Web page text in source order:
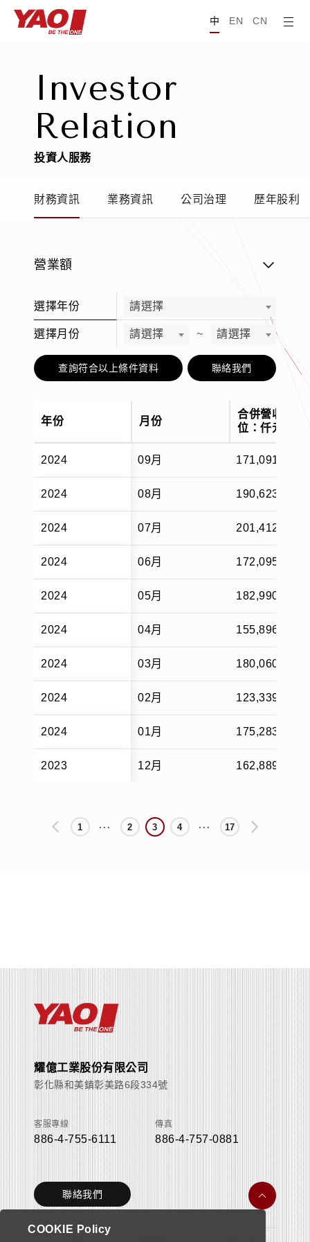
COOKIE Policy
中 EN CN
I nvestor
Relation
投資人服務
財務資訊 業務資訊 公司治理 歷年股利
營業額
選擇年份 請選擇
選擇月份 請選擇 ~ 請選擇
查詢符合以上條件資料 聯絡我們
年份 月份
合併營收(單
位：仟元)
2024 09月 171,091
2024 08月 190,623
2024 07月 201,412
2024 06月 172,095
2024 05月 182,990
2024 04月 155,896
2024 03月 180,060
2024 02月 123,339
2024 01月 175,283
2023 12月 162,889
1 2 3 4 17
耀億工業股份有限公司
彰化縣和美鎮彰美路6段334號
客服專線
886-4-755-6111
傳真
886-4-757-0881
聯絡我們